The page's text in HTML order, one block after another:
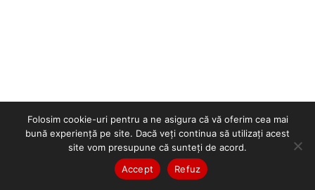
Folosim cookie-uri pentru a ne asigura că vă oferim cea mai
bună experiență pe site. Dacă veți continua să utilizați acest
site vom presupune că sunteți de acord.
Accept
Refuz